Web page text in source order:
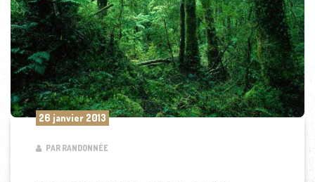
26 janvier 2013
PAR RANDONNÉE